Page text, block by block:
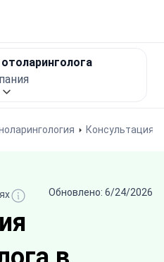
Консультация
Обновлено: 6/24/2026